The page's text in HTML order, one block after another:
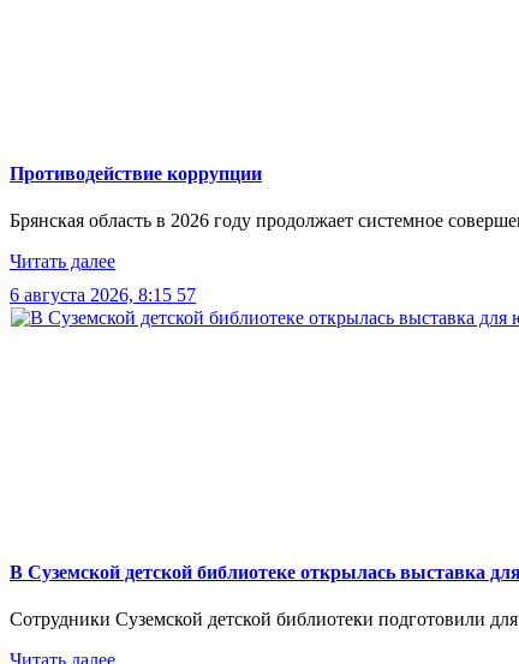
Противодействие коррупции
Брянская область в 2026 году продолжает системное
Читать далее
6 августа 2026, 8:15 57
В Суземской детской библиотеке открылась выставка
Сотрудники Суземской детской библиотеки подготовили